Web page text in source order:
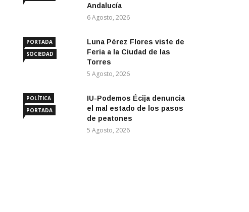
Andalucía
6 Agosto, 2026
PORTADA
SOCIEDAD
Luna Pérez Flores viste de
Feria a la Ciudad de las
Torres
5 Agosto, 2026
POLÍTICA
PORTADA
IU-Podemos Écija denuncia
el mal estado de los pasos
de peatones
5 Agosto, 2026